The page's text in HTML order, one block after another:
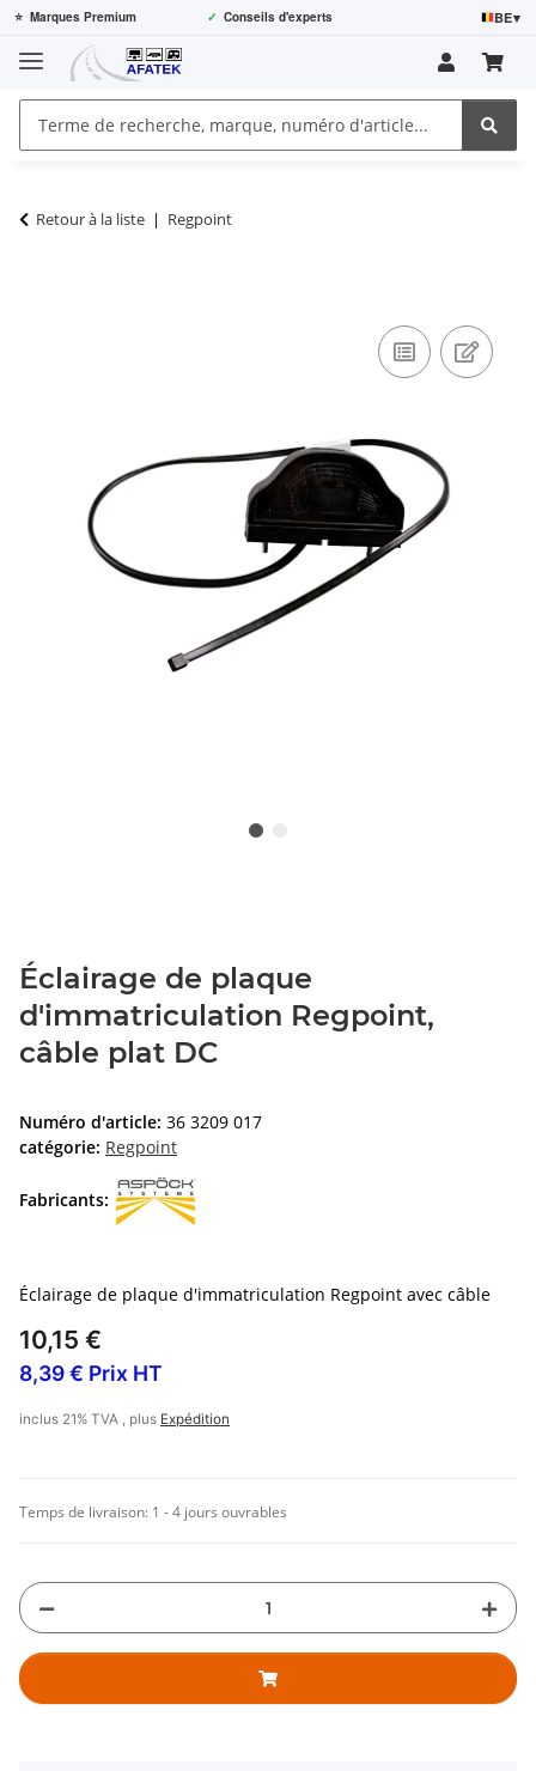
⭐ Marques Premium ✓ Conseils d'experts BE▾
Retour à la liste Regpoint
Éclairage de plaque
d'immatriculation Regpoint,
câble plat DC
Numéro d'article: 36 3209 017
catégorie: Regpoint
Fabricants:
Éclairage de plaque d'immatriculation Regpoint avec câble
10,15 €
8,39 € Prix HT
inclus 21% TVA , plus Expédition
Temps de livraison: 1 - 4 jours ouvrables